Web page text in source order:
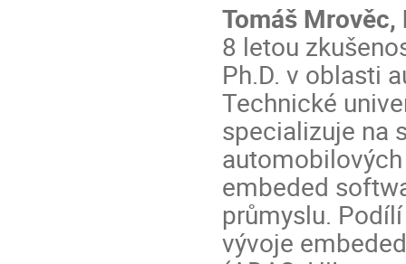
Tomáš Mrověc,
8 letou
Ph.D. v oblasti
Technické
specializuje na
embeded
průmyslu.
vývoje